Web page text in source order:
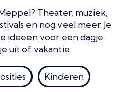
Theater, muziek,
en nog veel meer. Je
ideeën voor een dagje
uit of vakantie.
Kinderen